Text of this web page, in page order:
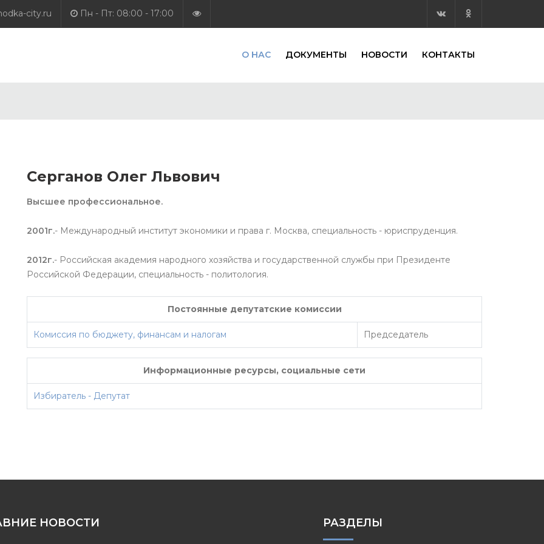
city.ru Пн - Пт: 08:00 - 17:00
О НАС ДОКУМЕНТЫ НОВОСТИ КОНТАКТЫ
Серганов Олег Львович
Высшее профессиональное.
2001г.- Международный институт экономики и права г. Москва, специальность - юриспруденция.
2012г.- Российская академия народного хозяйства и государственной службы при Президенте
Российской Федерации, специальность - политология.
Постоянные депутатские комиссии
Комиссия по бюджету, финансам и налогам Председатель
Информационные ресурсы, социальные сети
Избиратель - Депутат
НОВОСТИ РАЗДЕЛЫ